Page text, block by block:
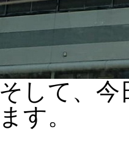
そして、今
ます。